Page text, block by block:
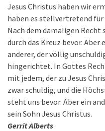
Jesus Christus haben wir
haben es stellvertretend für
Nach dem damaligen
durch das Kreuz bevor. Aber
anderer, der völlig
hingerichtet. In Gottes
mit jedem, der zu Jesus
zwar schuldig, und die
steht uns bevor. Aber ein
sein Sohn Jesus Christus.
Gerrit Alberts